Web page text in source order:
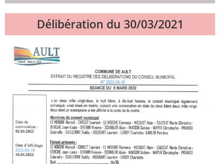
Délibération du 30/03/2021